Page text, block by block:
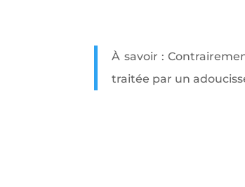
À savoir :
traitée par un